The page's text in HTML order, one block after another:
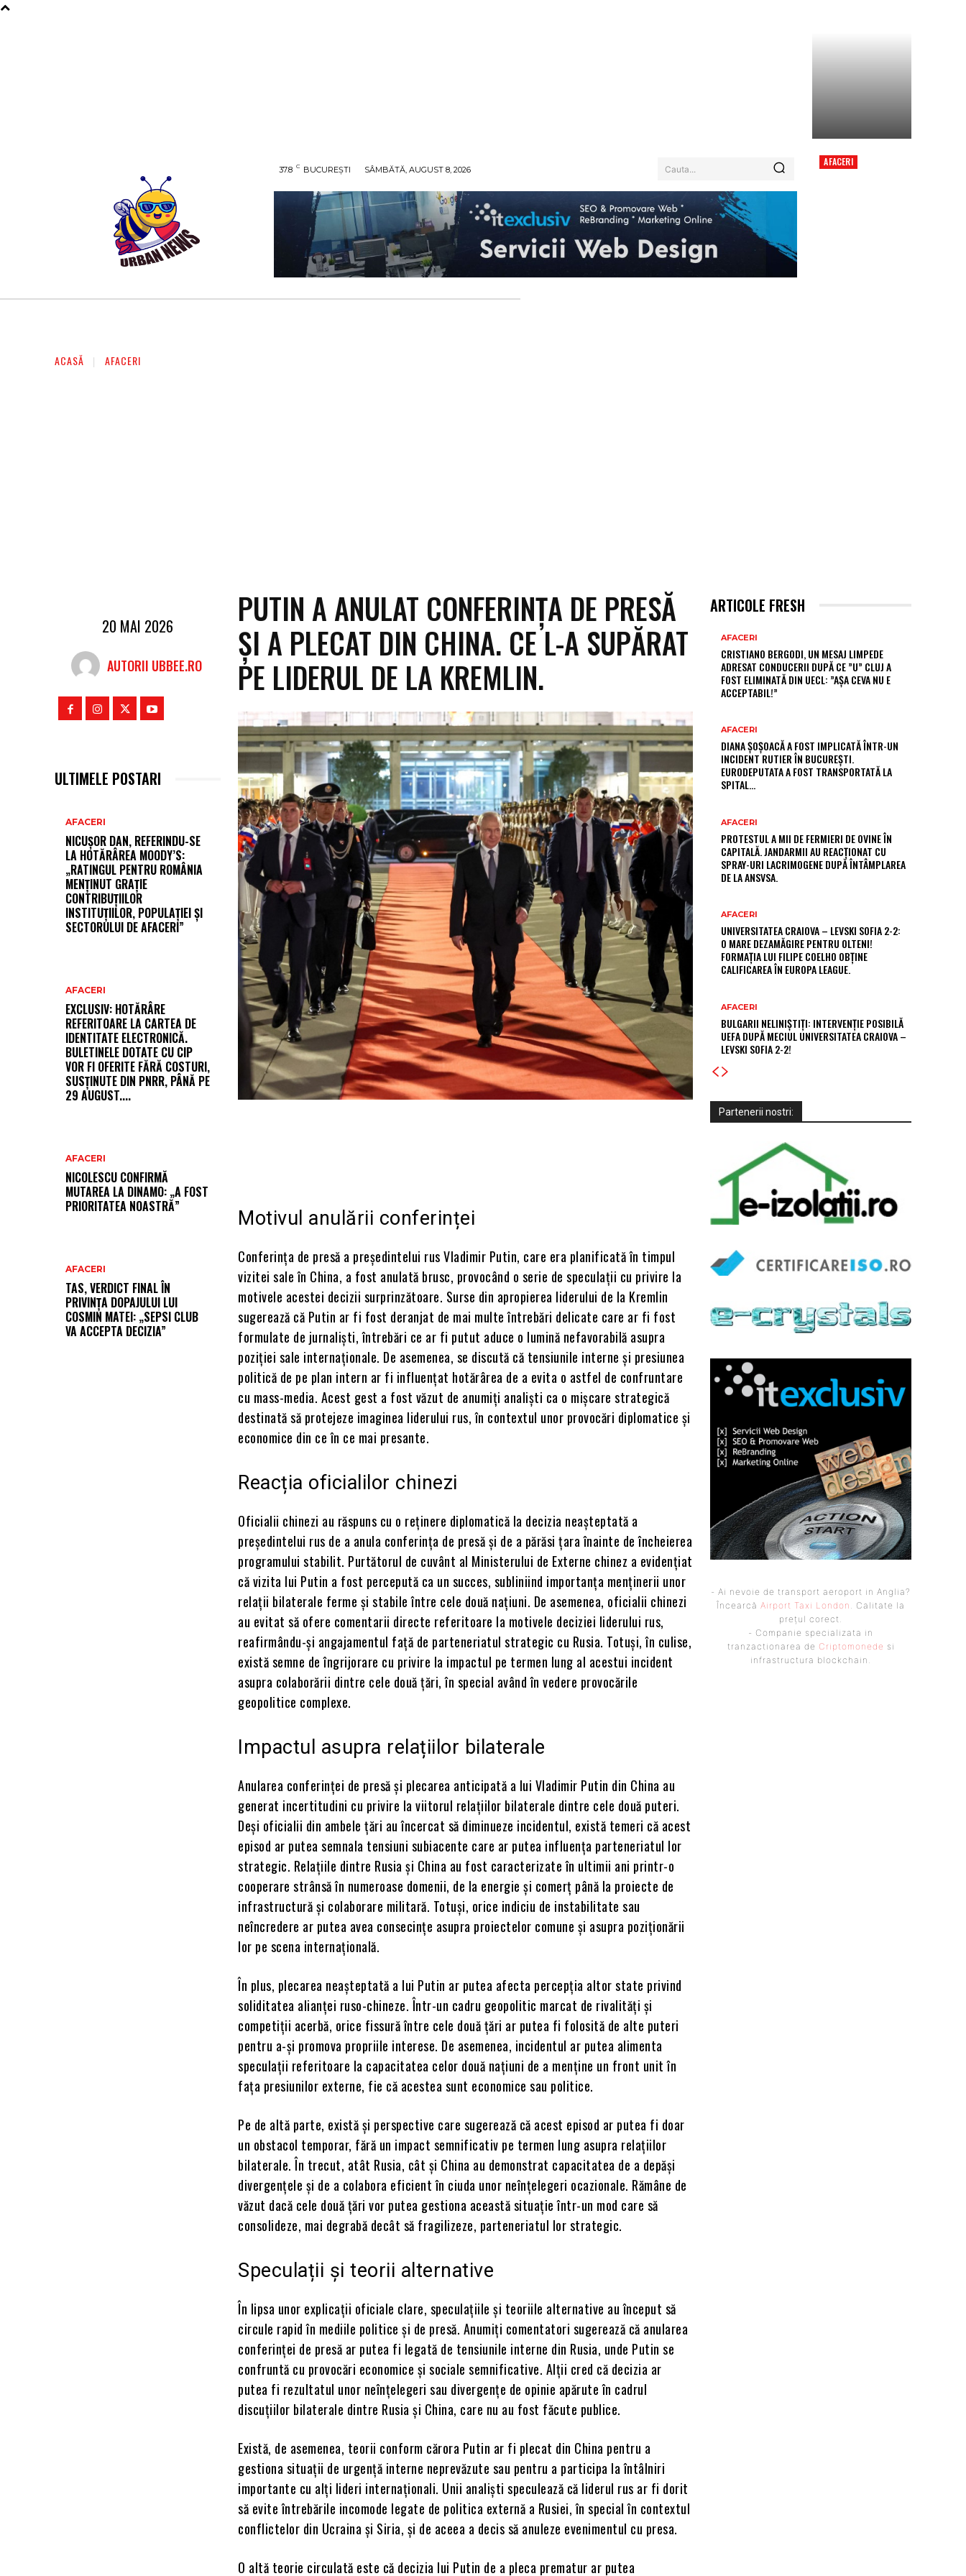
37.8 C BUCUREȘTI SÂMBĂTĂ, AUGUST 8, 2026 Cauta...
AFACERI
ACASĂ AFACERI
20 MAI 2026
AUTORII UBBEE.RO
ULTIMELE POSTARI
AFACERI
NICUȘOR DAN, REFERINDU-SE
LA HOTĂRÂREA MOODY’S:
„RATINGUL PENTRU ROMÂNIA
MENȚINUT GRAȚIE
CONTRIBUȚIILOR
INSTITUȚIILOR, POPULAȚIEI ȘI
SECTORULUI DE AFACERI”
AFACERI
EXCLUSIV: HOTĂRÂRE
REFERITOARE LA CARTEA DE
IDENTITATE ELECTRONICĂ.
BULETINELE DOTATE CU CIP
VOR FI OFERITE FĂRĂ COSTURI,
SUSȚINUTE DIN PNRR, PÂNĂ PE
29 AUGUST....
AFACERI
NICOLESCU CONFIRMĂ
MUTAREA LA DINAMO: „A FOST
PRIORITATEA NOASTRĂ”
AFACERI
TAS, VERDICT FINAL ÎN
PRIVINȚA DOPAJULUI LUI
COSMIN MATEI: „SEPSI CLUB
VA ACCEPTA DECIZIA”
PUTIN A ANULAT CONFERINȚA DE PRESĂ
ȘI A PLECAT DIN CHINA. CE L-A SUPĂRAT
PE LIDERUL DE LA KREMLIN.
Motivul anulării conferinței
Conferința de presă a președintelui rus Vladimir Putin, care era planificată în timpul
vizitei sale în China, a fost anulată brusc, provocând o serie de speculații cu privire la
motivele acestei decizii surprinzătoare. Surse din apropierea liderului de la Kremlin
sugerează că Putin ar fi fost deranjat de mai multe întrebări delicate care ar fi fost
formulate de jurnaliști, întrebări ce ar fi putut aduce o lumină nefavorabilă asupra
poziției sale internaționale. De asemenea, se discută că tensiunile interne și presiunea
politică de pe plan intern ar fi influențat hotărârea de a evita o astfel de confruntare
cu mass-media. Acest gest a fost văzut de anumiți analiști ca o mișcare strategică
destinată să protejeze imaginea liderului rus, în contextul unor provocări diplomatice și
economice din ce în ce mai presante.
Reacția oficialilor chinezi
Oficialii chinezi au răspuns cu o reținere diplomatică la decizia neașteptată a
președintelui rus de a anula conferința de presă și de a părăsi țara înainte de încheierea
programului stabilit. Purtătorul de cuvânt al Ministerului de Externe chinez a evidențiat
că vizita lui Putin a fost percepută ca un succes, subliniind importanța menținerii unor
relații bilaterale ferme și stabile între cele două națiuni. De asemenea, oficialii chinezi
au evitat să ofere comentarii directe referitoare la motivele deciziei liderului rus,
reafirmându-și angajamentul față de parteneriatul strategic cu Rusia. Totuși, în culise,
există semne de îngrijorare cu privire la impactul pe termen lung al acestui incident
asupra colaborării dintre cele două țări, în special având în vedere provocările
geopolitice complexe.
Impactul asupra relațiilor bilaterale
Anularea conferinței de presă și plecarea anticipată a lui Vladimir Putin din China au
generat incertitudini cu privire la viitorul relațiilor bilaterale dintre cele două puteri.
Deși oficialii din ambele țări au încercat să diminueze incidentul, există temeri că acest
episod ar putea semnala tensiuni subiacente care ar putea influența parteneriatul lor
strategic. Relațiile dintre Rusia și China au fost caracterizate în ultimii ani printr-o
cooperare strânsă în numeroase domenii, de la energie și comerț până la proiecte de
infrastructură și colaborare militară. Totuși, orice indiciu de instabilitate sau
neîncredere ar putea avea consecințe asupra proiectelor comune și asupra poziționării
lor pe scena internațională.
În plus, plecarea neașteptată a lui Putin ar putea afecta percepția altor state privind
soliditatea alianței ruso-chineze. Într-un cadru geopolitic marcat de rivalități și
competiții acerbă, orice fissură între cele două țări ar putea fi folosită de alte puteri
pentru a-și promova propriile interese. De asemenea, incidentul ar putea alimenta
speculații referitoare la capacitatea celor două națiuni de a menține un front unit în
fața presiunilor externe, fie că acestea sunt economice sau politice.
Pe de altă parte, există și perspective care sugerează că acest episod ar putea fi doar
un obstacol temporar, fără un impact semnificativ pe termen lung asupra relațiilor
bilaterale. În trecut, atât Rusia, cât și China au demonstrat capacitatea de a depăși
divergențele și de a colabora eficient în ciuda unor neînțelegeri ocazionale. Rămâne de
văzut dacă cele două țări vor putea gestiona această situație într-un mod care să
consolideze, mai degrabă decât să fragilizeze, parteneriatul lor strategic.
Speculații și teorii alternative
În lipsa unor explicații oficiale clare, speculațiile și teoriile alternative au început să
circule rapid în mediile politice și de presă. Anumiți comentatori sugerează că anularea
conferinței de presă ar putea fi legată de tensiunile interne din Rusia, unde Putin se
confruntă cu provocări economice și sociale semnificative. Alții cred că decizia ar
putea fi rezultatul unor neînțelegeri sau divergențe de opinie apărute în cadrul
discuțiilor bilaterale dintre Rusia și China, care nu au fost făcute publice.
Există, de asemenea, teorii conform cărora Putin ar fi plecat din China pentru a
gestiona situații de urgență interne neprevăzute sau pentru a participa la întâlniri
importante cu alți lideri internaționali. Unii analiști speculează că liderul rus ar fi dorit
să evite întrebările incomode legate de politica externă a Rusiei, în special în contextul
conflictelor din Ucraina și Siria, și de aceea a decis să anuleze evenimentul cu presa.
O altă teorie circulată este că decizia lui Putin de a pleca prematur ar putea
ARTICOLE FRESH
AFACERI
CRISTIANO BERGODI, UN MESAJ LIMPEDE
ADRESAT CONDUCERII DUPĂ CE ”U” CLUJ A
FOST ELIMINATĂ DIN UECL: ”AȘA CEVA NU E
ACCEPTABIL!”
AFACERI
DIANA ȘOȘOACĂ A FOST IMPLICATĂ ÎNTR-UN
INCIDENT RUTIER ÎN BUCUREȘTI.
EURODEPUTATA A FOST TRANSPORTATĂ LA
SPITAL…
AFACERI
PROTESTUL A MII DE FERMIERI DE OVINE ÎN
CAPITALĂ. JANDARMII AU REACȚIONAT CU
SPRAY-URI LACRIMOGENE DUPĂ ÎNTÂMPLAREA
DE LA ANSVSA.
AFACERI
UNIVERSITATEA CRAIOVA – LEVSKI SOFIA 2-2:
O MARE DEZAMĂGIRE PENTRU OLTENI!
FORMAȚIA LUI FILIPE COELHO OBȚINE
CALIFICAREA ÎN EUROPA LEAGUE.
AFACERI
BULGARII NELINIȘTIȚI: INTERVENȚIE POSIBILĂ
UEFA DUPĂ MECIUL UNIVERSITATEA CRAIOVA –
LEVSKI SOFIA 2-2!
Partenerii nostri:
- Ai nevoie de transport aeroport in Anglia?
Încearcă Airport Taxi London . Calitate la
prețul corect.
- Companie specializata in
tranzactionarea de Criptomonede si
infrastructura blockchain.